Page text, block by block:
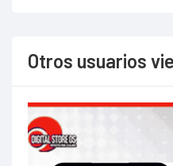
Otros usuarios